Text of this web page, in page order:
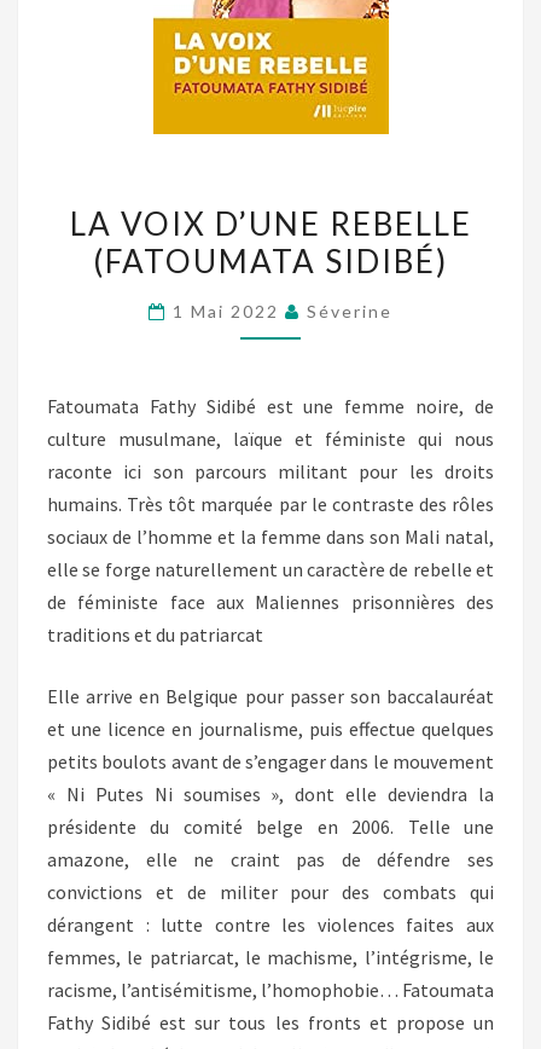
VOIX
D’UNE
(FATOUMATA
LA VOIX D’UNE REBELLE
(FATOUMATA SIDIBÉ)
1 Mai 2022 Séverine
Fatoumata Fathy Sidibé est une femme noire, de
culture musulmane, laïque et féministe qui nous
raconte ici son parcours militant pour les droits
humains. Très tôt marquée par le contraste des rôles
sociaux de l’homme et la femme dans son Mali natal,
elle se forge naturellement un caractère de rebelle et
de féministe face aux Maliennes prisonnières des
traditions et du patriarcat
Elle arrive en Belgique pour passer son baccalauréat
et une licence en journalisme, puis effectue quelques
petits boulots avant de s’engager dans le mouvement
« Ni Putes Ni soumises », dont elle deviendra la
présidente du comité belge en 2006. Telle une
amazone, elle ne craint pas de défendre ses
convictions et de militer pour des combats qui
dérangent : lutte contre les violences faites aux
femmes, le patriarcat, le machisme, l’intégrisme, le
racisme, l’antisémitisme, l’homophobie… Fatoumata
Fathy Sidibé est sur tous les fronts et propose un